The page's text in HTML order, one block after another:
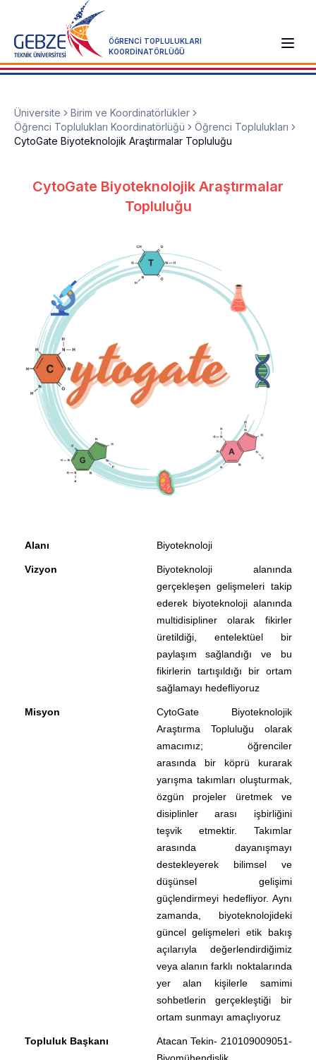
ÖĞRENCİ TOPLULUKLARI
KOORDİNATÖRLÜĞÜ
Üniversite
Birim ve Koordinatörlükler
Öğrenci Toplulukları Koordinatörlüğü
Öğrenci Toplulukları
CytoGate Biyoteknolojik Araştırmalar Topluluğu
CytoGate Biyoteknolojik Araştırmalar
Topluluğu
Alanı Biyoteknoloji
Vizyon
Biyoteknoloji alanında
gerçekleşen gelişmeleri takip
ederek biyoteknoloji alanında
multidisipliner olarak fikirler
üretildiği, entelektüel bir
paylaşım sağlandığı ve bu
fikirlerin tartışıldığı bir ortam
sağlamayı hedefliyoruz
Misyon
CytoGate Biyoteknolojik
Araştırma Topluluğu olarak
amacımız; öğrenciler
arasında bir köprü kurarak
yarışma takımları oluşturmak,
özgün projeler üretmek ve
disiplinler arası işbirliğini
teşvik etmektir. Takımlar
arasında dayanışmayı
destekleyerek bilimsel ve
düşünsel gelişimi
güçlendirmeyi hedefliyor. Aynı
zamanda, biyoteknolojideki
güncel gelişmeleri etik bakış
açılarıyla değerlendirdiğimiz
veya alanın farklı noktalarında
yer alan kişilerle samimi
sohbetlerin gerçekleştiği bir
ortam sunmayı amaçlıyoruz
Topluluk Başkanı
Atacan Tekin- 210109009051-